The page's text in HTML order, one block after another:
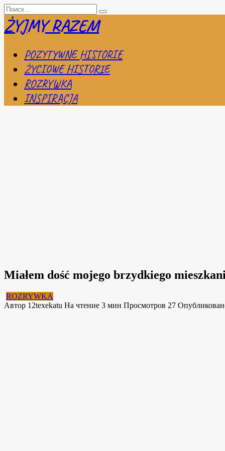
Перейти
к
содержанию
Search
for:
ŻYJMY RAZEM
POZYTYWNE HISTORIE
ŻYCIOWE HISTORIE
ROZRYWKA
INSPIRACJA
Miałem dość mojego brzydkiego
ROZRYWKA
Автор 12texekatu На чтение 3 мин Просмотров 27